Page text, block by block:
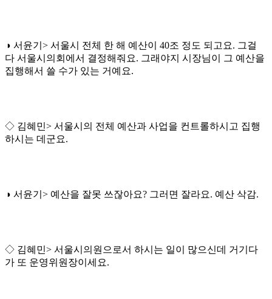
◑ 서윤기> 서울시 전체 한 해 예산이 40조 정도 되고요. 그걸
다 서울시의회에서 결정해줘요. 그래야지 시장님이 그 예산을
집행해서 쓸 수가 있는 거예요.
◇ 김혜민> 서울시의 전체 예산과 사업을 컨트롤하시고 집행
하시는 데군요.
◑ 서윤기> 예산을 잘못 쓰잖아요? 그러면 잘라요. 예산 삭감.
◇ 김혜민> 서울시의원으로서 하시는 일이 많으신데 거기다
가 또 운영위원장이세요.